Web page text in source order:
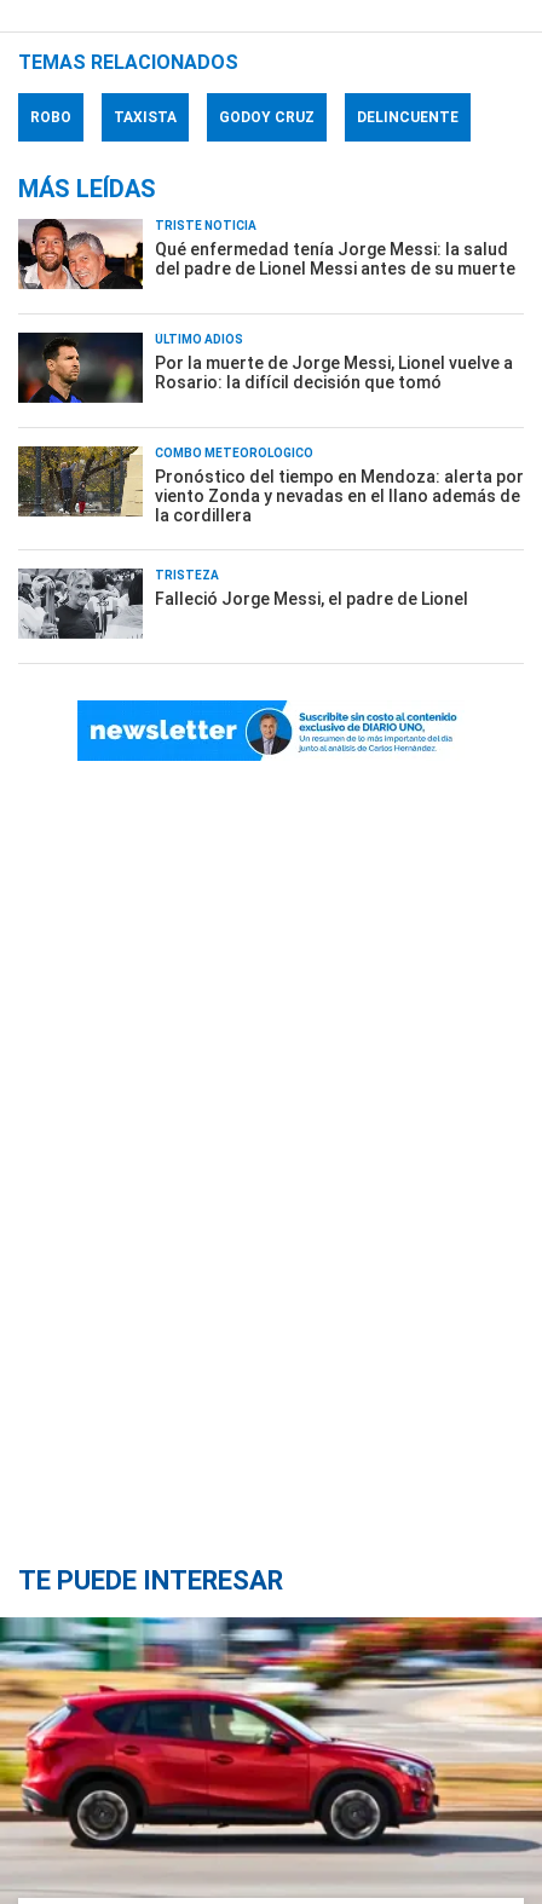
TEMAS RELACIONADOS
ROBO TAXISTA GODOY CRUZ DELINCUENTE
MÁS LEÍDAS
TRISTE NOTICIA
Qué enfermedad tenía Jorge Messi: la salud
del padre de Lionel Messi antes de su muerte
ÚLTIMO ADIÓS
Por la muerte de Jorge Messi, Lionel vuelve a
Rosario: la difícil decisión que tomó
COMBO METEOROLÓGICO
Pronóstico del tiempo en Mendoza: alerta por
viento Zonda y nevadas en el llano además de
la cordillera
TRISTEZA
Falleció Jorge Messi, el padre de Lionel
TE PUEDE INTERESAR